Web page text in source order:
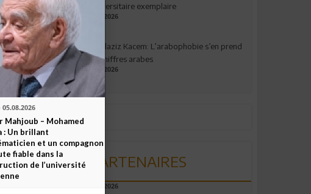
l’Universitaire exemplaire
04.08.2026
Abdelaziz Kacem: L’arabophobie s’en prend
aux chiffres arabes
09.07.2026
PARTENAIRES
04.08.2026
Mahjoub – Mohamed
: Un brillant
et un compagnon
fiable dans la
de l’université